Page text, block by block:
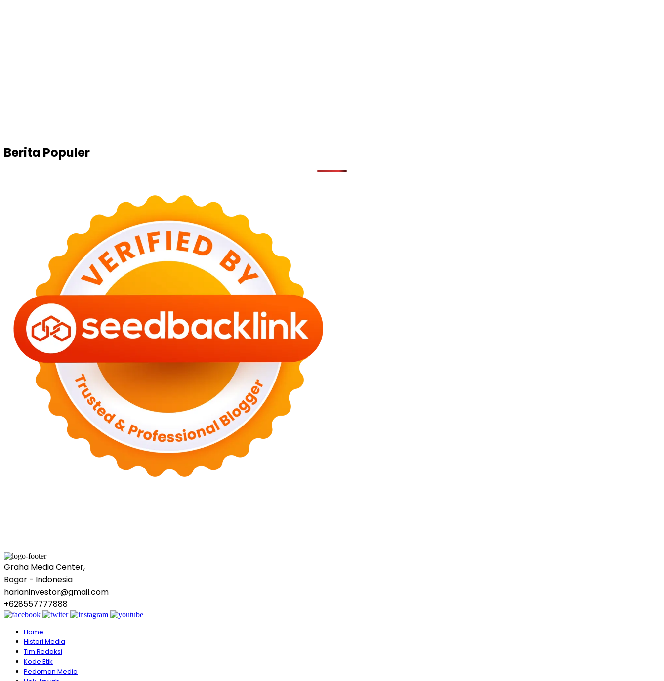
Berita Populer
Graha Media Center,
Bogor - Indonesia
harianinvestor@gmail.com
+628557777888
Home
Histori Media
Tim Redaksi
Kode Etik
Pedoman Media